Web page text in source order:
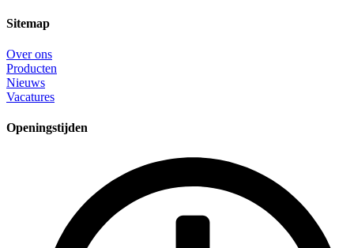
Sitemap
Over ons
Producten
Nieuws
Vacatures
Openingstijden